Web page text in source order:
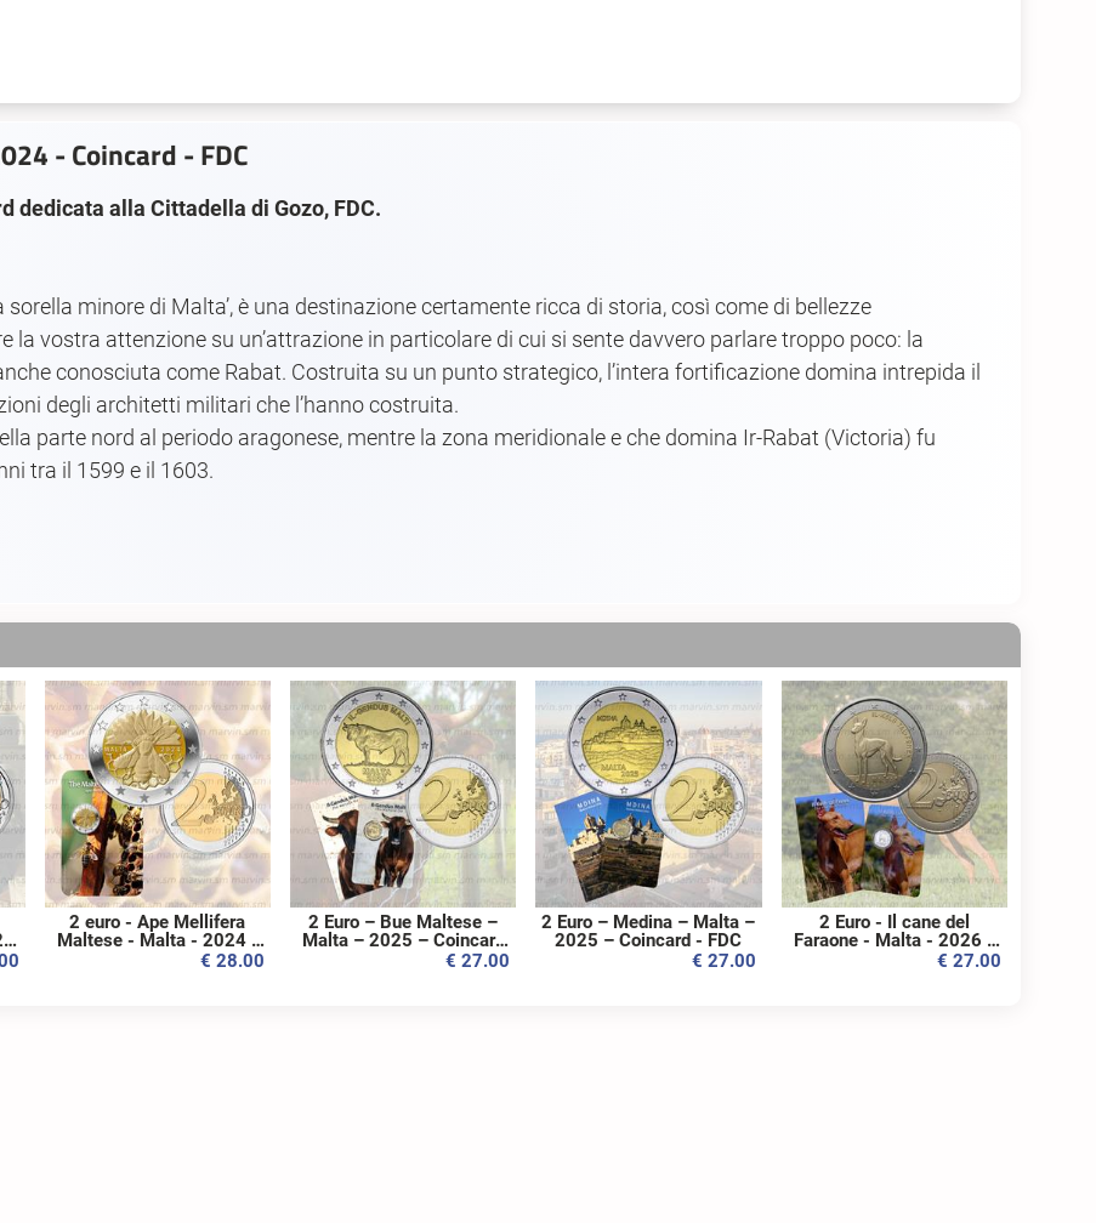
- Coincard - FDC
dedicata alla Cittadella di Gozo, FDC.
sorella minore di Malta’, è una destinazione certamente ricca di storia, così come di bellezze
la vostra attenzione su un’attrazione in particolare di cui si sente davvero parlare troppo poco: la
conosciuta come Rabat. Costruita su un punto strategico, l’intera fortificazione domina intrepida il
degli architetti militari che l’hanno costruita.
parte nord al periodo aragonese, mentre la zona meridionale e che domina Ir-Rabat (Victoria) fu
tra il 1599 e il 1603.
2 euro - Ape Mellifera
Maltese - Malta - 2024 -
Coincard - FDC€ 28.00
2 Euro – Bue Maltese –
Malta – 2025 – Coincard
€ 27.00
2 Euro – Medina – Malta –
2025 – Coincard - FDC
€ 27.00
2 Euro - Il cane del
Faraone - Malta - 2026 -
Coincard - FDC€ 27.00